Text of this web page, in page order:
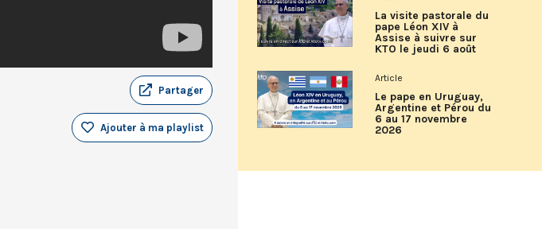
Partager
Ajouter à ma playlist
La visite pastorale du
pape Léon XIV à
Assise à suivre sur
KTO le jeudi 6 août
Article
Le pape en Uruguay,
Argentine et Pérou du
6 au 17 novembre
2026